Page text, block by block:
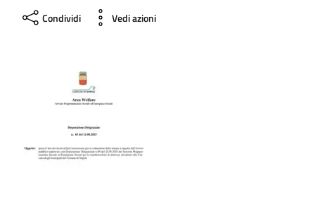
Condividi Vedi azioni